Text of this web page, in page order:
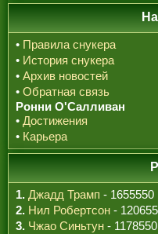
• Правила снукера
• История снукера
• Архив новостей
• Обратная связь
Ронни О'Салливан
• Достижения
• Карьера
1. Джадд Трамп - 1655550
2. Нил Робертсон -
3. Чжао Синьтун - 1178550